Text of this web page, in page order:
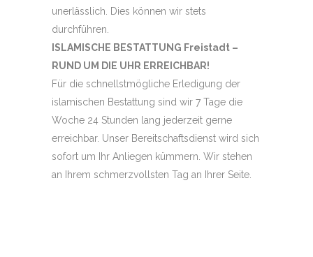
unerlässlich. Dies können wir stets
durchführen.
ISLAMISCHE BESTATTUNG Freistadt –
RUND UM DIE UHR ERREICHBAR!
Für die schnellstmögliche Erledigung der
islamischen Bestattung sind wir 7 Tage die
Woche 24 Stunden lang jederzeit gerne
erreichbar. Unser Bereitschaftsdienst wird sich
sofort um Ihr Anliegen kümmern. Wir stehen
an Ihrem schmerzvollsten Tag an Ihrer Seite.